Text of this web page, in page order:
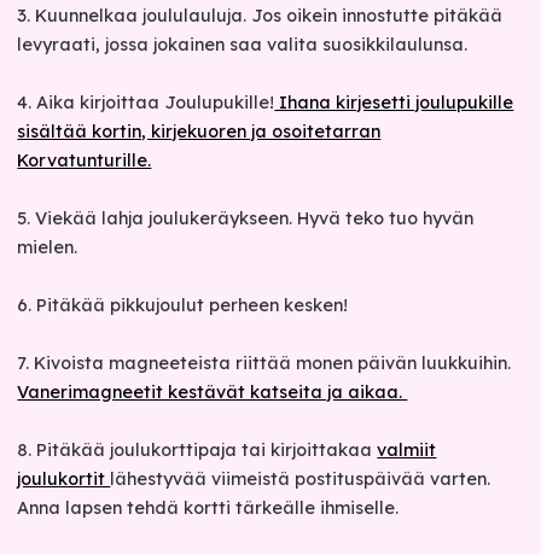
3. Kuunnelkaa joululauluja. Jos oikein innostutte pitäkää
levyraati, jossa jokainen saa valita suosikkilaulunsa.
4. Aika kirjoittaa Joulupukille! Ihana kirjesetti joulupukille
sisältää kortin, kirjekuoren ja osoitetarran
Korvatunturille.
5. Viekää lahja joulukeräykseen. Hyvä teko tuo hyvän
mielen.
6. Pitäkää pikkujoulut perheen kesken!
7. Kivoista magneeteista riittää monen päivän luukkuihin.
Vanerimagneetit kestävät katseita ja aikaa.
8. Pitäkää joulukorttipaja tai kirjoittakaavalmiit
joulukortit lähestyvää viimeistä postituspäivää varten.
Anna lapsen tehdä kortti tärkeälle ihmiselle.